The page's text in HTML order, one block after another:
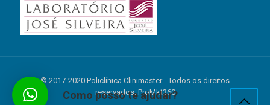
© 2017-2020 Policlínica Clinimaster - Todos os direitos
reservados. ProMkt360
Como posso te ajudar?